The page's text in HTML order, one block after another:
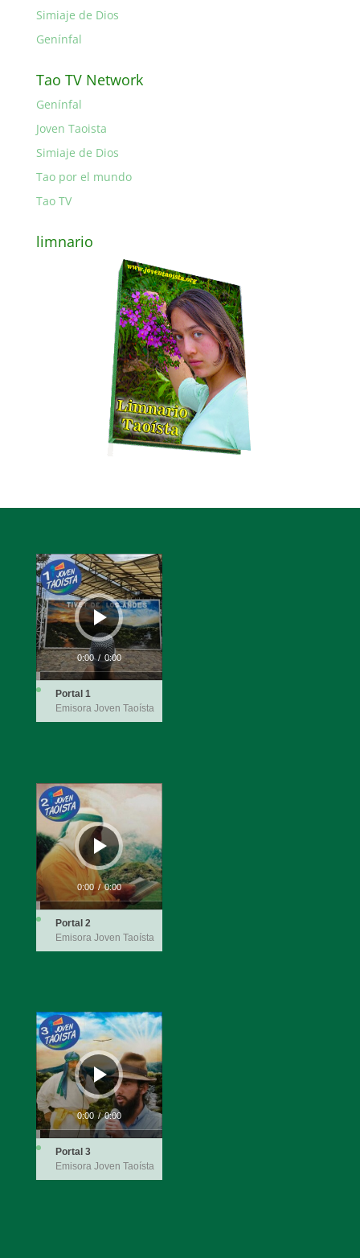
Simiaje de Dios
Genínfal
Tao TV Network
Genínfal
Joven Taoista
Simiaje de Dios
Tao por el mundo
Tao TV
limnario
Reproductor
de
audio
0:00 / 0:00
Portal 1
Emisora Joven Taoísta
Reproductor
de
audio
0:00 / 0:00
Portal 2
Emisora Joven Taoísta
Reproductor
de
audio
0:00 / 0:00
Portal 3
Emisora Joven Taoísta